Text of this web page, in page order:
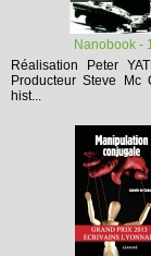
Nanobook -
Réalisation Peter
Producteur Steve Mc
hist...